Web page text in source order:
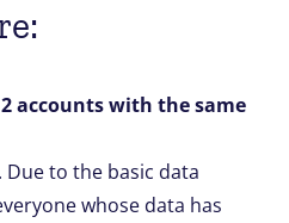
accounts with the same
to the basic data
whose data has